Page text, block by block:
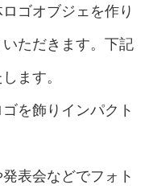
ゴオブジェを作り
ただきます。下記
ます。
を飾りインパクト
表会などでフォト